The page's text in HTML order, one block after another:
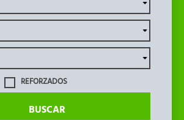
REFORZADOS
BUSCAR